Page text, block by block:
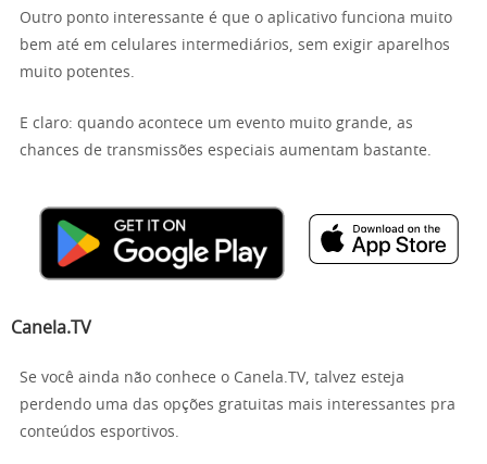
Outro ponto interessante é que o aplicativo funciona muito
bem até em celulares intermediários, sem exigir aparelhos
muito potentes.
E claro: quando acontece um evento muito grande, as
chances de transmissões especiais aumentam bastante.
Canela.TV
Se você ainda não conhece o Canela.TV, talvez esteja
perdendo uma das opções gratuitas mais interessantes pra
conteúdos esportivos.